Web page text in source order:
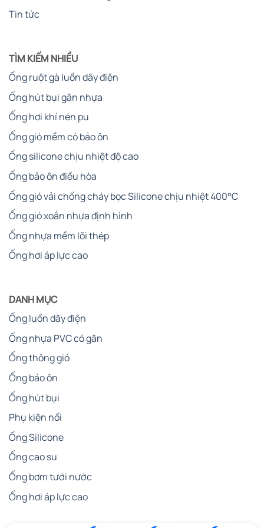
cấp đủ nguồn hàng cho thị trường.
lĩnh vực có sử dụng đường ống nối để hoạt động.
Dưới đây là bảng quy chuẩn kích thước của ống một cách
chuẩn xác nhất:
Tìm hiểu thêm:
– Giải Pháp Kết Nối Ống Bền Bỉ Và
Chống Ăn Mòn
Tin tức
TÌM KIẾM NHIỀU
Ống ruột gà luồn dây điện
Ống hút bụi gân nhựa
Ống hơi khí nén pu
Ống gió mềm có bảo ôn
Ống silicone chịu nhiệt độ cao
Ống bảo ôn điều hòa
Ống gió vải chống cháy bọc Silicone chịu nhiệt 400°C
Ống gió xoắn nhựa định hình
Ống nhựa mềm lõi thép
Ống hơi áp lực cao
DANH MỤC
Ống luồn dây điện
Ống nhựa PVC có gân
Ống thông gió
Ống bảo ôn
Ống hút bụi
Phụ kiện nối
Ống Silicone
Ống cao su
Ống bơm tưới nước
Ống hơi áp lực cao